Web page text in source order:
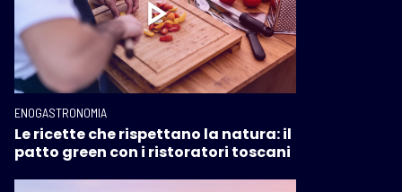
ENOGASTRONOMIA
Le ricette che rispettano la natura: il
patto green con i ristoratori toscani